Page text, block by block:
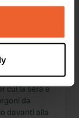
clicking on
location
meters
it for
2 anni fa
ma fai
è
cui la sera e
da
davanti alla